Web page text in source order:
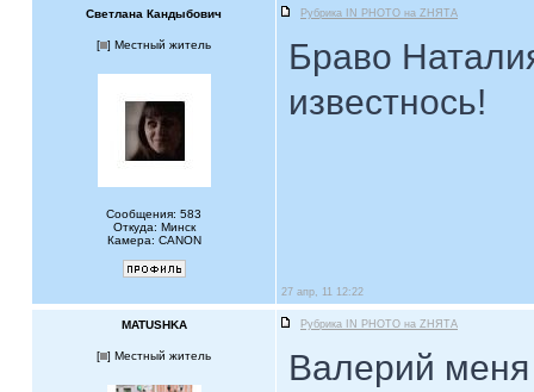
Светлана Кандыбович Рубрика IN PHOTO на ZНЯТА
[ ] Местный житель
Сообщения: 583
Откуда: Минск
Камера: CANON
Браво
известнось!
27 апр, 11 12:22
MATUSHKA Рубрика IN PHOTO на ZНЯТА
[ ] Местный житель
Валерий меня